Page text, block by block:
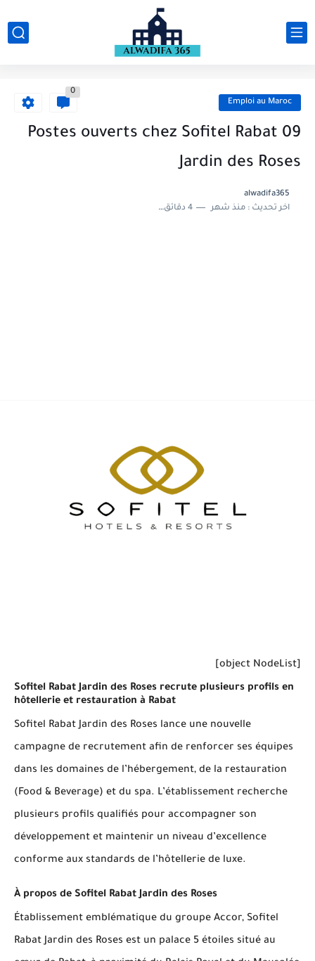
Emploi au Maroc
0
09 Postes ouverts chez Sofitel Rabat
Jardin des Roses
alwadifa365
اخر تحديث :منذ شهر 4 دقائق للقراءة
[object NodeList]
Sofitel Rabat Jardin des Roses recrute plusieurs profils en
hôtellerie et restauration à Rabat
Sofitel Rabat Jardin des Roses lance une nouvelle
campagne de recrutement afin de renforcer ses équipes
dans les domaines de l’hébergement, de la restauration
(Food & Beverage) et du spa. L’établissement recherche
plusieurs profils qualifiés pour accompagner son
développement et maintenir un niveau d’excellence
conforme aux standards de l’hôtellerie de luxe.
À propos de Sofitel Rabat Jardin des Roses
Établissement emblématique du groupe Accor, Sofitel
Rabat Jardin des Roses est un palace 5 étoiles situé au